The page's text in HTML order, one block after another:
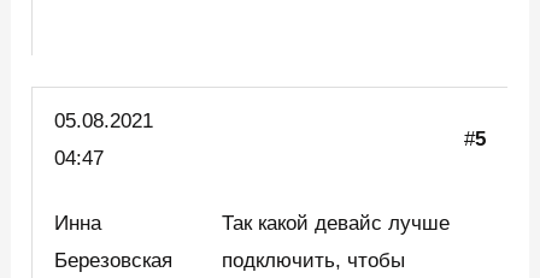
05.08.2021
04:47
#5
Инна
Березовская
Так какой девайс лучше
подключить, чтобы